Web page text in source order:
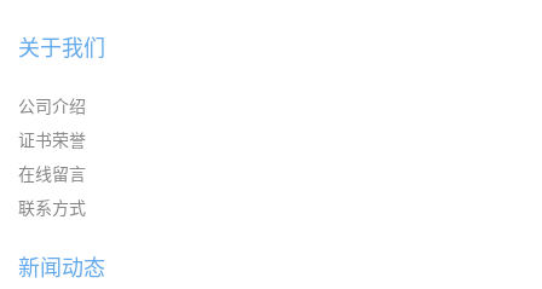
关于我们
公司介绍
证书荣誉
在线留言
联系方式
新闻动态